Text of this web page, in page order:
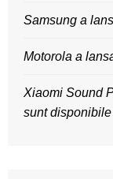
Samsung a
Motorola a
Xiaomi Sound
sunt